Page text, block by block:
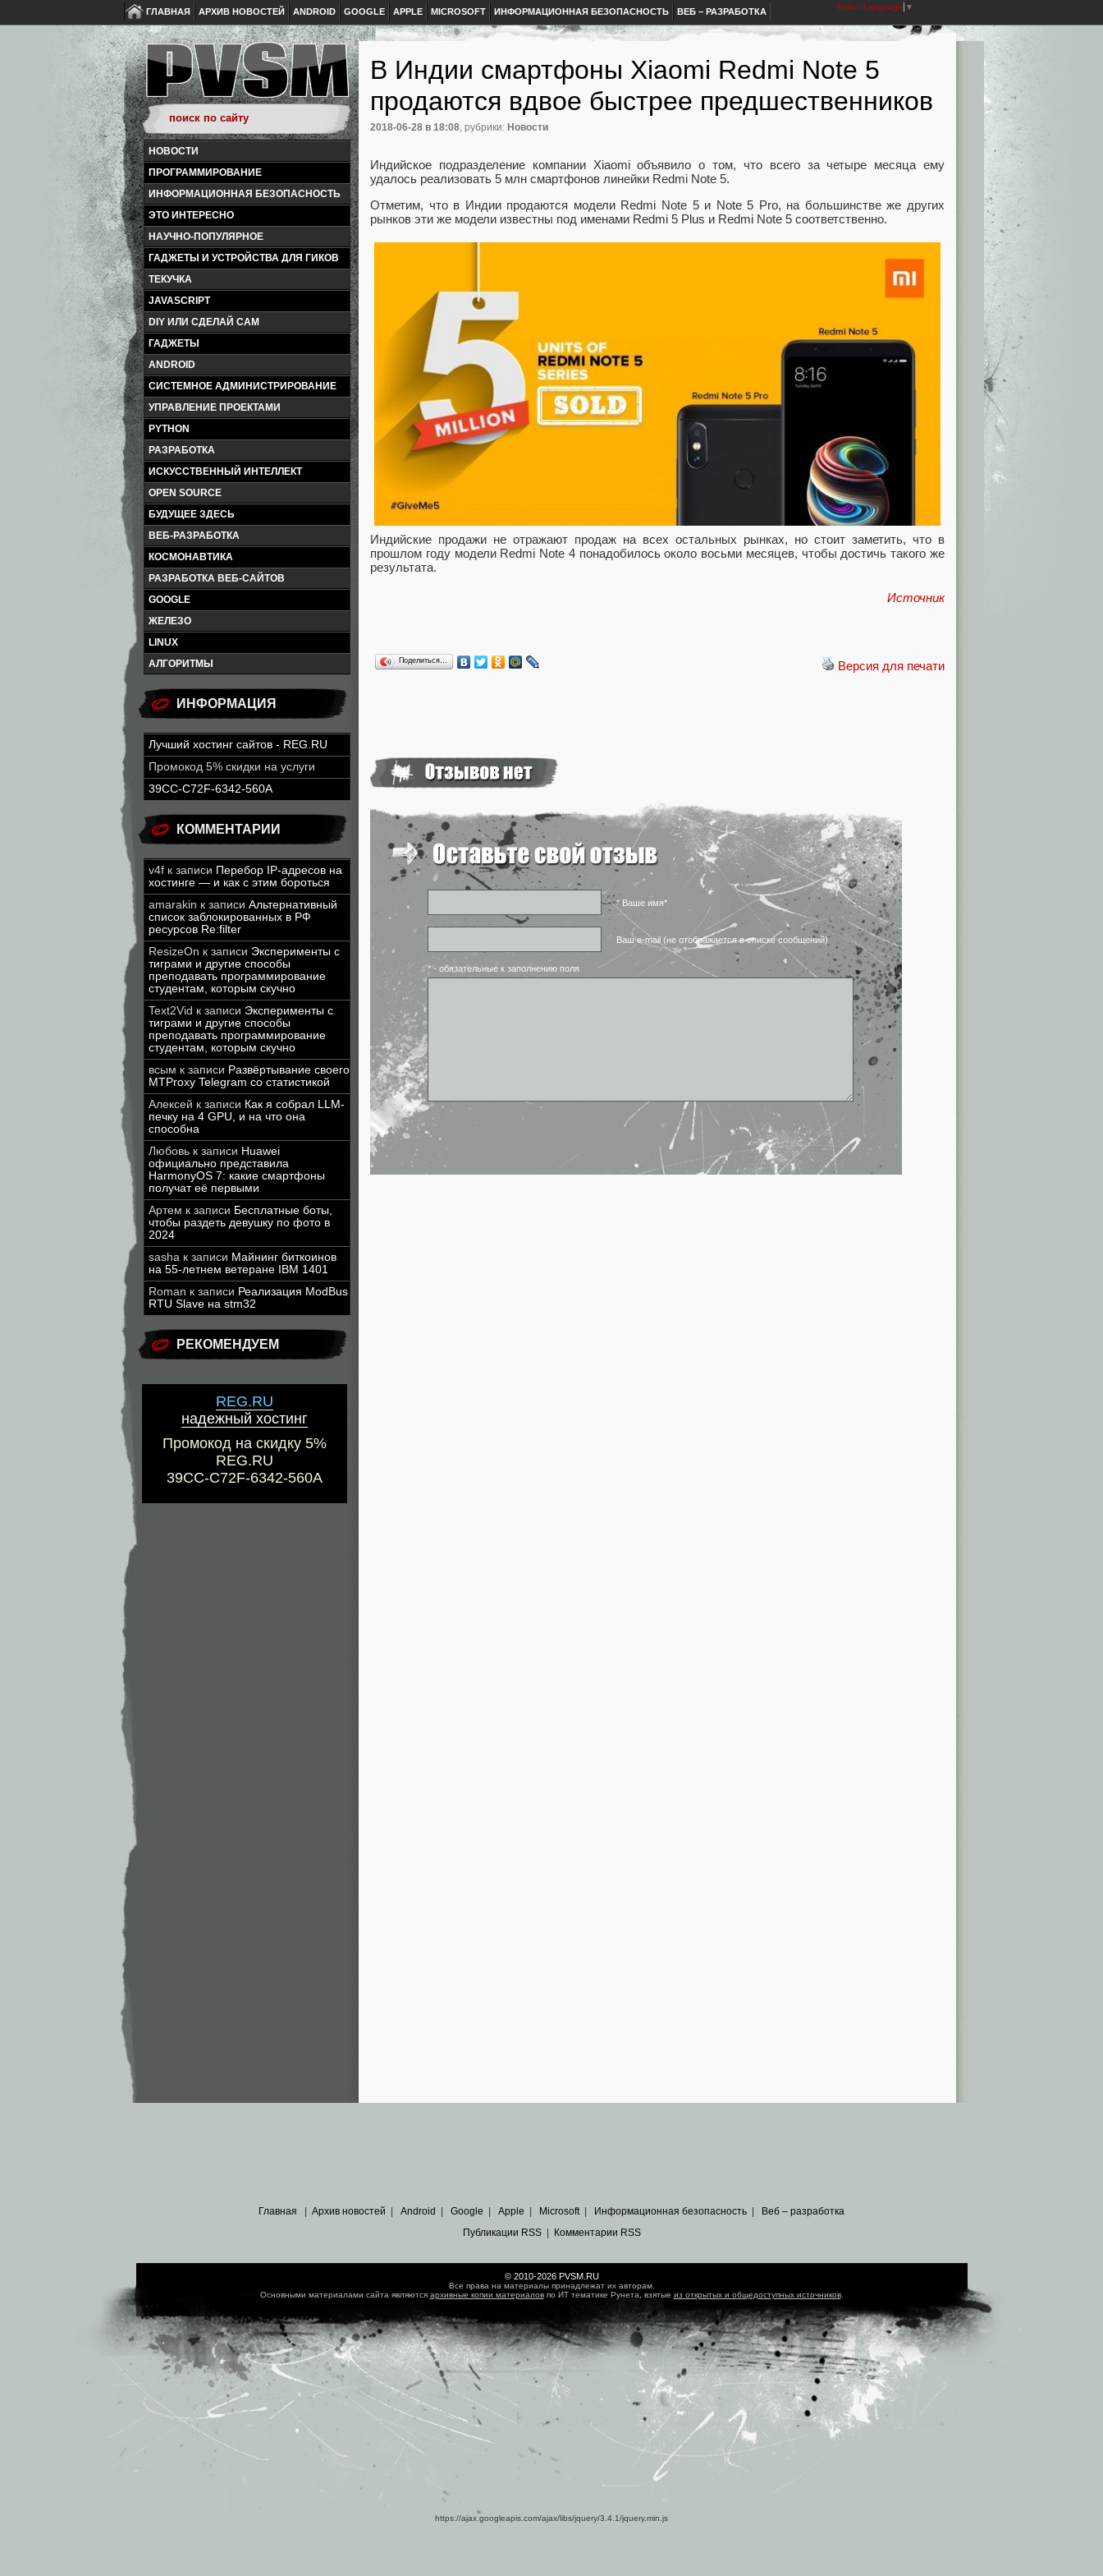
ГЛАВНАЯ АРХИВ НОВОСТЕЙ ANDROID GOOGLE APPLE MICROSOFT ИНФОРМАЦИОННАЯ БЕЗОПАСНОСТЬ ВЕБ – РАЗРАБОТКА Select Language ▼
НОВОСТИ
ПРОГРАММИРОВАНИЕ
ИНФОРМАЦИОННАЯ БЕЗОПАСНОСТЬ
ЭТО ИНТЕРЕСНО
НАУЧНО-ПОПУЛЯРНОЕ
ГАДЖЕТЫ И УСТРОЙСТВА ДЛЯ ГИКОВ
ТЕКУЧКА
JAVASCRIPT
DIY ИЛИ СДЕЛАЙ САМ
ГАДЖЕТЫ
ANDROID
СИСТЕМНОЕ АДМИНИСТРИРОВАНИЕ
УПРАВЛЕНИЕ ПРОЕКТАМИ
PYTHON
РАЗРАБОТКА
ИСКУССТВЕННЫЙ ИНТЕЛЛЕКТ
OPEN SOURCE
БУДУЩЕЕ ЗДЕСЬ
ВЕБ-РАЗРАБОТКА
КОСМОНАВТИКА
РАЗРАБОТКА ВЕБ-САЙТОВ
GOOGLE
ЖЕЛЕЗО
LINUX
АЛГОРИТМЫ
ИНФОРМАЦИЯ
Лучший хостинг сайтов - REG.RU
Промокод 5% скидки на услуги
39CC-C72F-6342-560A
КОММЕНТАРИИ
v4f к записи Перебор IP-адресов на
хостинге — и как с этим бороться
amarakin к записи Альтернативный
список заблокированных в РФ
ресурсов Re:filter
ResizeOn к записи Эксперименты с
тиграми и другие способы
преподавать программирование
студентам, которым скучно
Text2Vid к записи Эксперименты с
тиграми и другие способы
преподавать программирование
студентам, которым скучно
всым к записи Развёртывание своего
MTProxy Telegram со статистикой
Алексей к записи Как я собрал LLM-
печку на 4 GPU, и на что она
способна
Любовь к записи Huawei
официально представила
HarmonyOS 7: какие смартфоны
получат её первыми
Артем к записи Бесплатные боты,
чтобы раздеть девушку по фото в
2024
sasha к записи Майнинг биткоинов
на 55-летнем ветеране IBM 1401
Roman к записи Реализация ModBus
RTU Slave на stm32
РЕКОМЕНДУЕМ
REG.RU
надежный хостинг
Промокод на скидку 5%
REG.RU
39CC-C72F-6342-560A
В Индии смартфоны Xiaomi Redmi Note 5
продаются вдвое быстрее предшественников
2018-06-28 в 18:08, рубрики: Новости
Индийское подразделение компании Xiaomi объявило о том, что всего за четыре месяца ему
удалось реализовать 5 млн смартфонов линейки Redmi Note 5.
Отметим, что в Индии продаются модели Redmi Note 5 и Note 5 Pro, на большинстве же других
рынков эти же модели известны под именами Redmi 5 Plus и Redmi Note 5 соответственно.
Индийские продажи не отражают продаж на всех остальных рынках, но стоит заметить, что в
прошлом году модели Redmi Note 4 понадобилось около восьми месяцев, чтобы достичь такого же
результата.
Источник
Версия для печати
Поделиться…
* Ваше имя*
Ваш e-mail (не отображается в списке сообщений)
* - обязательные к заполнению поля
Главная Архив новостей Android Google Apple Microsoft| Информационная безопасность
Веб – разработка
Публикации RSS| Комментарии RSS
© 2010-2026 PVSM.RU
Все права на материалы принадлежат их авторам.
Основными материалами сайта являются архивные копии материаловпо ИТ тематике Рунета, взятые из открытых и общедоступных источников.
https://ajax.googleapis.com/ajax/libs/jquery/3.4.1/jquery.min.js